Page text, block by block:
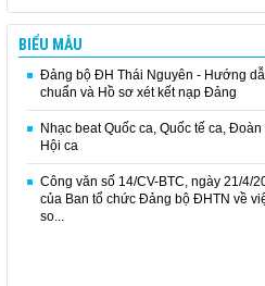
BIỂU MẪU
Đảng bộ ĐH Thái Nguyên - Hướng
chuẩn và Hồ sơ xét kết nạp Đảng
Nhạc beat Quốc ca, Quốc tế ca, Đoàn
Hội ca
Công văn số 14/CV-BTC, ngày 21/4/
của Ban tổ chức Đảng bộ ĐHTN về
so...